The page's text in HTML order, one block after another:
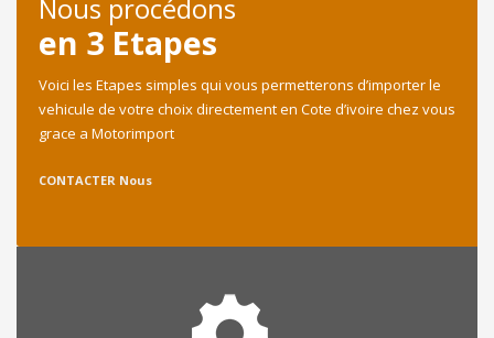
Nous procédons
en 3 Etapes
Voici les Etapes simples qui vous permetterons d’importer le
vehicule de votre choix directement en Cote d’ivoire chez vous
grace a Motorimport
CONTACTER Nous